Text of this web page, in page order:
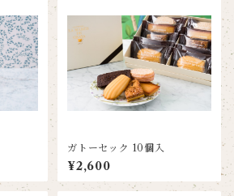
ガトーセック 10個入
¥2,600